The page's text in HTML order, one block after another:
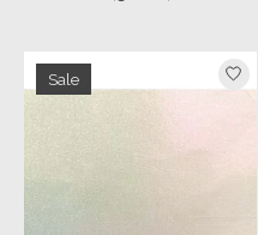
Sale